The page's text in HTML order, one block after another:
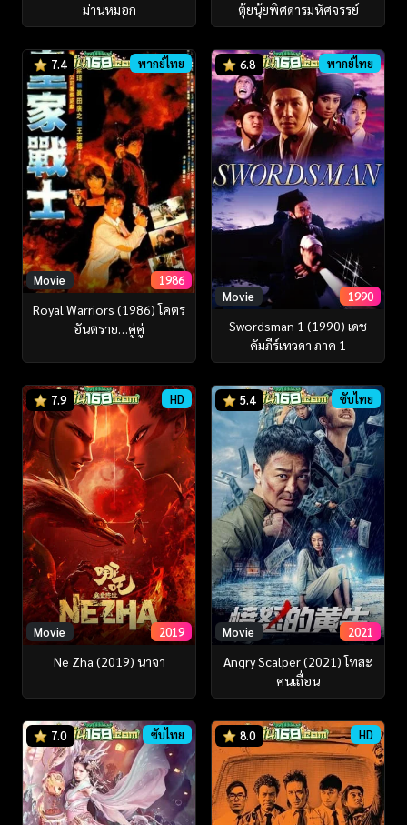
ม่านหมอก
ตุ้ยนุ้ยพิศดารมหัศจรรย์
7.4 พากย์ไทย
Movie 1986
Royal Warriors (1986) โคตร
อันตราย…คู่คู่
6.8 พากย์ไทย
Movie 1990
Swordsman 1 (1990) เดช
คัมภีร์เทวดา ภาค 1
7.9 HD
Movie 2019
Ne Zha (2019) นาจา
5.4 ซับไทย
Movie 2021
Angry Scalper (2021) โทสะ
คนเถื่อน
7.0 ซับไทย 8.0 HD